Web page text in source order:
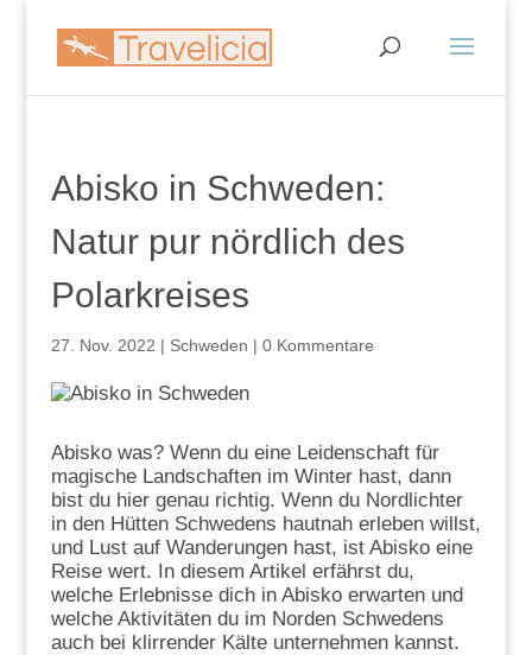
Abisko in Schweden:
Natur pur nördlich des
Polarkreises
27. Nov. 2022 | Schweden | 0 Kommentare
Abisko was? Wenn du eine Leidenschaft für
magische Landschaften im Winter hast, dann
bist du hier genau richtig. Wenn du Nordlichter
in den Hütten Schwedens hautnah erleben willst,
und Lust auf Wanderungen hast, ist Abisko eine
Reise wert. In diesem Artikel erfährst du,
welche Erlebnisse dich in Abisko erwarten und
welche Aktivitäten du im Norden Schwedens
auch bei klirrender Kälte unternehmen kannst.